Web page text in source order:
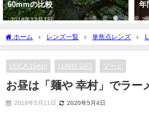
60mmの比較
2018年12月7日
年
ホーム レンズ一覧 単焦点レンズ
でラーメン！
LEICA 15mm LUMIX GF7 フード
お昼は「麺や 幸村」でラー
2018年5月11日 2020年5月4日